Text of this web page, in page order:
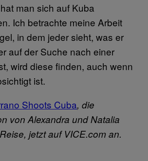
man sich auf Kuba
Ich betrachte meine Arbeit
in dem jeder sieht, was er
auf der Suche nach einer
wird diese finden, auch wenn
ist.
Shoots Cuba, die
von Alexandra und Natalia
jetzt auf VICE.com an.